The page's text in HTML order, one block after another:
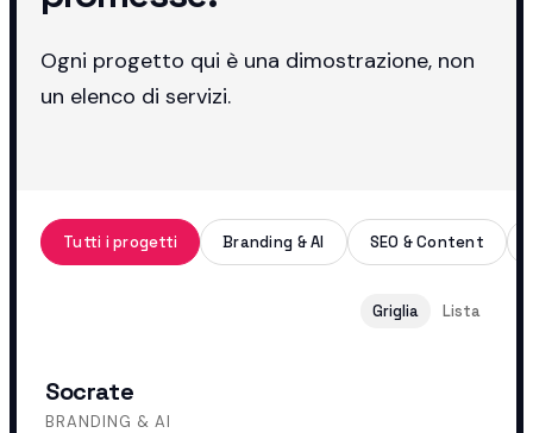
Ogni progetto qui è una dimostrazione, non
un elenco di servizi.
Tutti i progetti Branding & AI SEO & Content
Griglia Lista
Socrate
BRANDING & AI